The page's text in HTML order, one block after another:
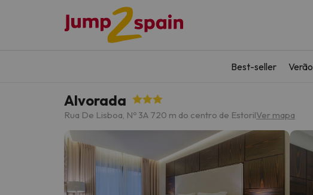
Best-seller Verão
Alvorada
Rua De Lisboa, Nº 3A 720 m do centro de EstorilVer mapa